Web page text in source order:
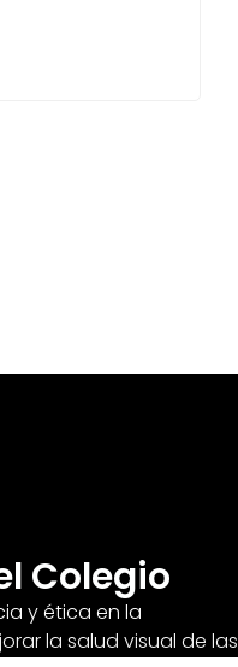
Colegio
y ética en la
la salud visual de las